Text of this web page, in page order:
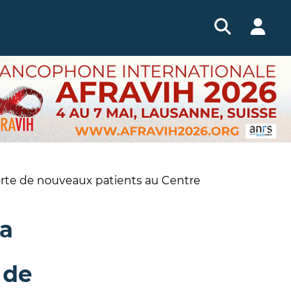
de nouveaux patients au Centre